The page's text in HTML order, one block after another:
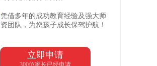
凭借多年的成功教育经验及强大师
资团队，为您孩子成长保驾护航！
立即申请
300位家长已经申请